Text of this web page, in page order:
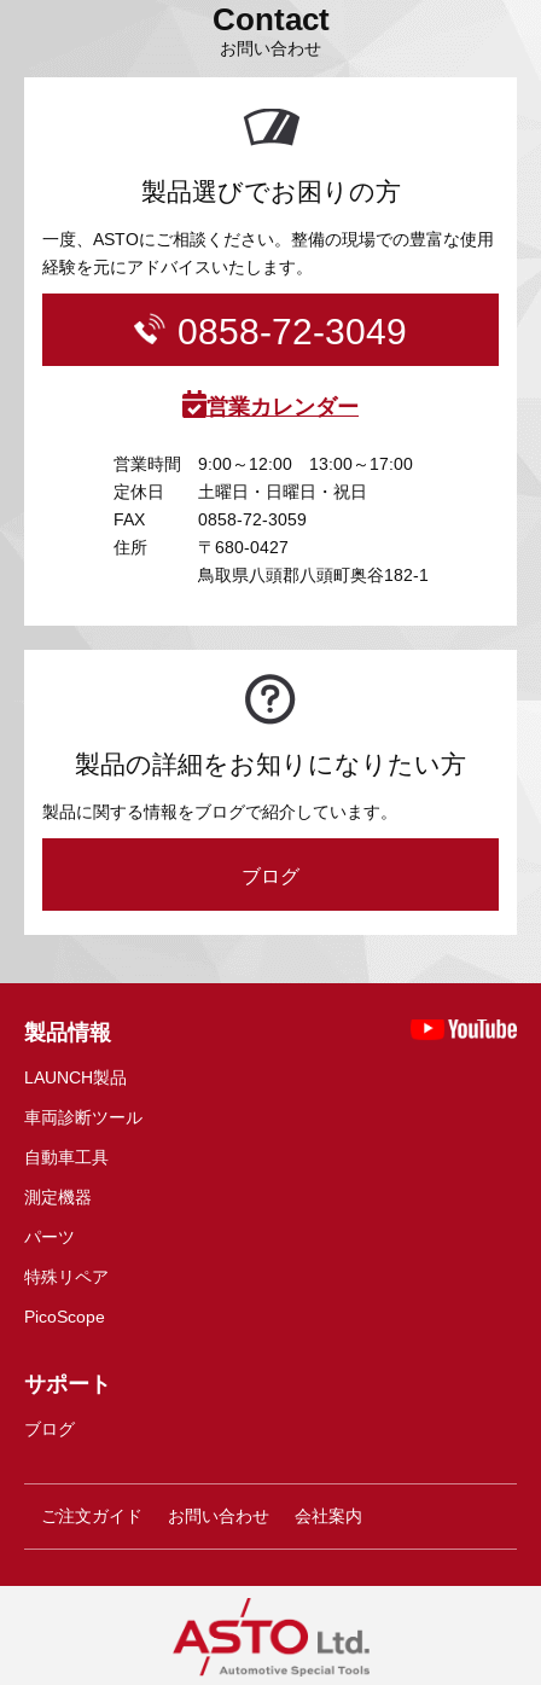
Contact
お問い合わせ
製品選びでお困りの方
一度、ASTOにご相談ください。整備の現場での豊富な使用
経験を元にアドバイスいたします。
0858-72-3049
営業カレンダー
営業時間
9:00～12:00 13:00～17:00
定休日
土曜日・日曜日・祝日
FAX
0858-72-3059
住所
〒680-0427
鳥取県八頭郡八頭町奥谷182-1
製品の詳細をお知りになりたい方
製品に関する情報をブログで紹介しています。
ブログ
製品情報
LAUNCH製品
車両診断ツール
自動車工具
測定機器
パーツ
特殊リペア
PicoScope
サポート
ブログ
ご注文ガイド お問い合わせ 会社案内